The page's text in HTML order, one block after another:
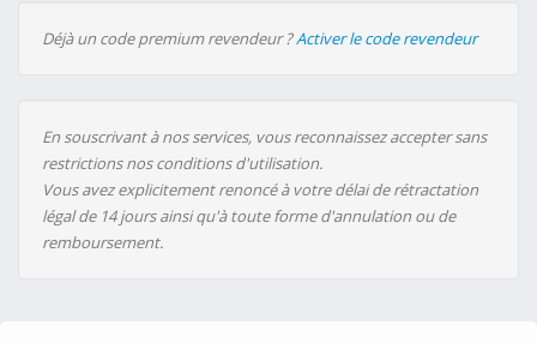
Déjà un code premium revendeur ?Activer le code revendeur
En souscrivant à nos services, vous reconnaissez accepter sans
restrictions nos conditions d'utilisation.
Vous avez explicitement renoncé à votre délai de rétractation
légal de 14 jours ainsi qu'à toute forme d'annulation ou de
remboursement.